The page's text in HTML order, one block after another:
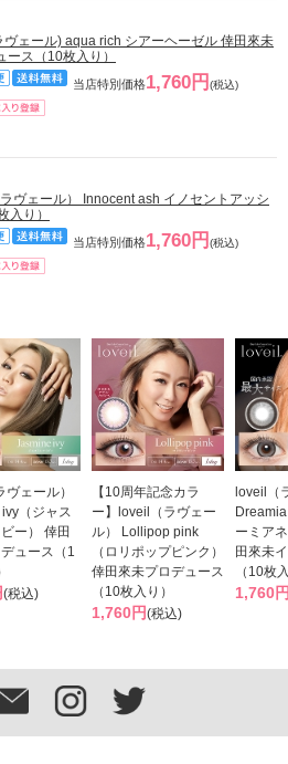
ヴェール) aqua rich シアーヘーゼル 倖田來未
ース（10枚入り）
当店特別価格1,760円 (税込)
ヴェール） Innocent ash イノセントアッシ
入り）
当店特別価格1,760円 (税込)
ェール）
（ジャス
ー） 倖田
ュース（1
(税込)
【10周年記念カラ
ー】loveil（ラヴェー
ル） Lollipop pink
（ロリポップピンク）
倖田來未プロデュース
（10枚入り）
1,760円(税込)
loveil（
ーミア
田來未
（10枚
1,760